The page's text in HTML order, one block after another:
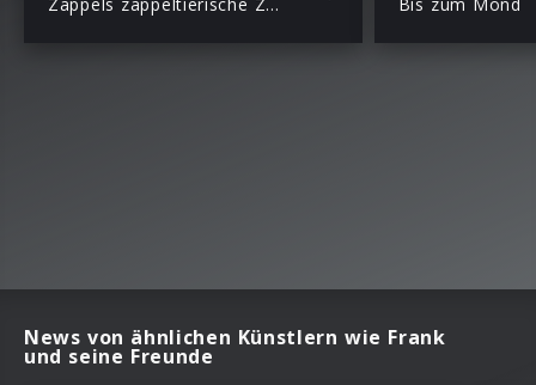
News von ähnlichen Künstlern wie Frank
und seine Freunde